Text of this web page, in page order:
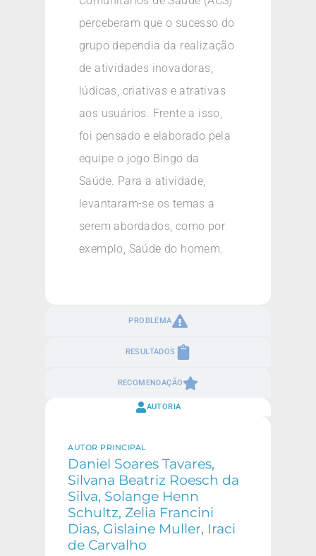
PROBLEMA
RESULTADOS
RECOMENDAÇÃO
perceberam que o sucesso do
grupo dependia da realização
de atividades inovadoras,
lúdicas, criativas e atrativas
aos usuários. Frente a isso,
foi pensado e elaborado pela
equipe o jogo Bingo da
Saúde. Para a atividade,
levantaram-se os temas a
serem abordados, como por
exemplo, Saúde do homem.
AUTORIA
AUTOR PRINCIPAL
Daniel Soares Tavares,
Silvana Beatriz Roesch da
Silva, Solange Henn
Schultz, Zelia Francini
Dias, Gislaine Muller, Iraci
de Carvalho